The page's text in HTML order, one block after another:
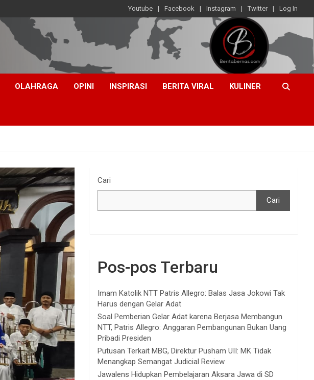
Youtube Facebook Instagram Twitter Log In
OLAHRAGA OPINI INSPIRASI BERITA VIRAL KULINER
Cari
Cari
Pos-pos Terbaru
Imam Katolik NTT Patris Allegro: Balas Jasa Jokowi Tak
Harus dengan Gelar Adat
Soal Pemberian Gelar Adat karena Berjasa Membangun
NTT, Patris Allegro: Anggaran Pembangunan Bukan Uang
Pribadi Presiden
Putusan Terkait MBG, Direktur Pusham UII: MK Tidak
Menangkap Semangat Judicial Review
Jawalens Hidupkan Pembelajaran Aksara Jawa di SD